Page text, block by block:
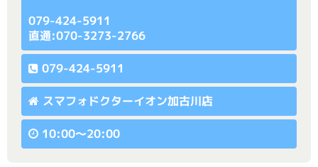
079-424-5911
直通:070-3273-2766
079-424-5911
スマフォドクターイオン加古川店
10:00〜20:00